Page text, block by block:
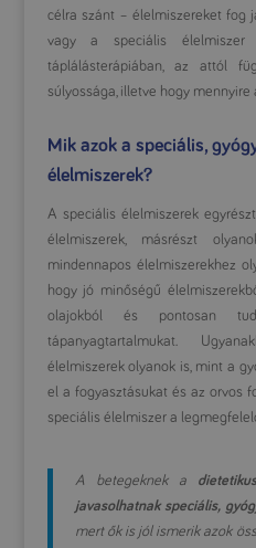
célra szánt – élelmiszereket fog
vagy a speciális
táplálásterápiában, az attól
súlyossága, illetve hogy
Mik azok a speciális,
élelmiszerek?
A speciális élelmiszerek
élelmiszerek, másrészt
mindennapos élelmiszerekhez
hogy jó minőségű
olajokból és pontosan
tápanyagtartalmukat.
élelmiszerek olyanok is, mint a
el a fogyasztásukat és az orvos
speciális élelmiszer a
A betegeknek a
javasolhatnak speciális,
mert ők is jól ismerik azok